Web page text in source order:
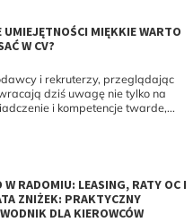
UMIEJĘTNOŚCI MIĘKKIE WARTO
W CV?
i rekruterzy, przeglądając
dziś uwagę nie tylko na
i kompetencje twarde,...
W RADOMIU: LEASING, RATY OC I
ZNIŻEK: PRAKTYCZNY
DLA KIEROWCÓW